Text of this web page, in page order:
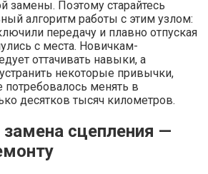
замены. Поэтому старайтесь
алгоритм работы с этим узлом:
передачу и плавно отпуская
с места. Новичкам-
оттачивать навыки, а
некоторые привычки,
менять в
десятков тысяч километров.
сцепления —